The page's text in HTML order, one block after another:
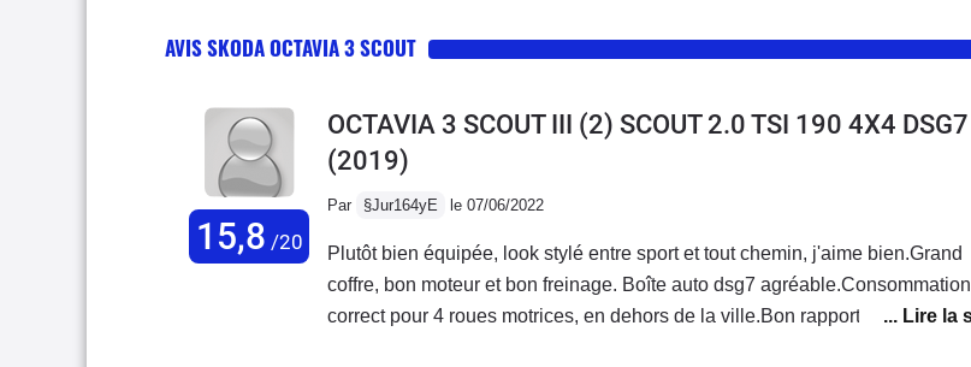
AVIS SKODA OCTAVIA 3 SCOUT
15,8 /20
OCTAVIA 3 SCOUT III (2) SCOUT 2.0 TSI 190 4X4 DSG7
(2019)
Par §Jur164yE le 07/06/2022
Plutôt bien équipée, look stylé entre sport et tout chemin, j'aime bien.Grand
coffre, bon moteur et bon freinage. Boîte auto dsg7 agréable.Consommation
correct pour 4 roues motrices, en dehors de la ville.Bon rapport qualité prix.